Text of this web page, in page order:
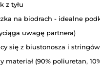
z tyłu
na biodrach - idealne
uwagę partnera)
się z biustonosza i stringów
materiał (90% poliuretan,